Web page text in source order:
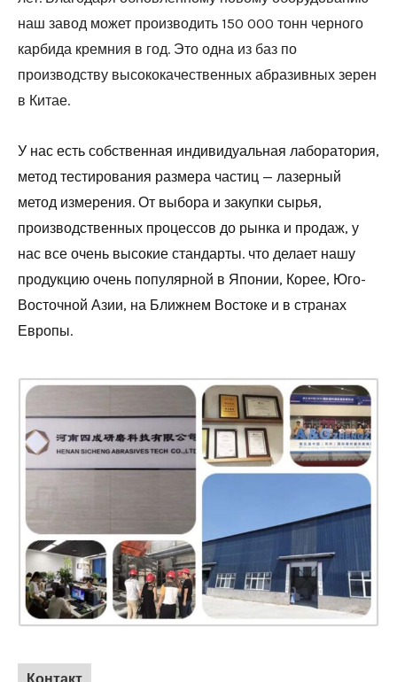
наш завод может производить 150 000 тонн черного
карбида кремния в год. Это одна из баз по
производству высококачественных абразивных зерен
в Китае.
У нас есть собственная индивидуальная лаборатория,
метод тестирования размера частиц — лазерный
метод измерения. От выбора и закупки сырья,
производственных процессов до рынка и продаж, у
нас все очень высокие стандарты. что делает нашу
продукцию очень популярной в Японии, Корее, Юго-
Восточной Азии, на Ближнем Востоке и в странах
Европы.